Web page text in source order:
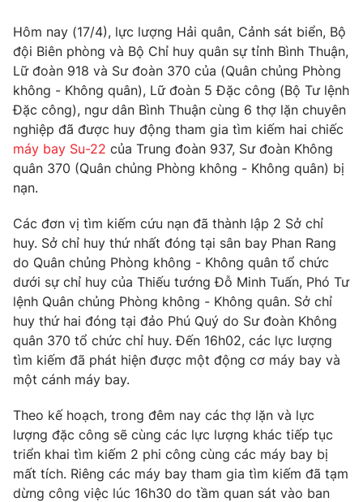
Thế giới đó đây
Câu chuyện quốc tế
Kinh tế
Tài chính
Thị trường
Góc doanh nghiệp
Dữ liệu và đời sống
Truyền hình
Phim VTV
Hậu trường
Nhân vật
Khán giả
Giải sao mai
Giải trí
Điện ảnh
Âm nhạc
Sao
Du lịch
Làm đẹp
Chất lượng cuộc sống
Giáo dục
Tuyển sinh
Học trực tuyến
Công nghệ
Hitech Công nghệ tương lai
Sản phẩm
Thị trường
Tư vấn
Giao lưu trực tuyến
Chuyên mục khác
Emagazine Podcast
Hôm nay (17/4), lực lượng Hải quân, Cảnh sát biển, Bộ
đội Biên phòng và Bộ Chỉ huy quân sự tỉnh Bình Thuận,
Lữ đoàn 918 và Sư đoàn 370 của (Quân chủng Phòng
không - Không quân), Lữ đoàn 5 Đặc công (Bộ Tư lệnh
Đặc công), ngư dân Bình Thuận cùng 6 thợ lặn chuyên
nghiệp đã được huy động tham gia tìm kiếm hai chiếc
máy bay Su-22 của Trung đoàn 937, Sư đoàn Không
quân 370 (Quân chủng Phòng không - Không quân) bị
nạn.
Các đơn vị tìm kiếm cứu nạn đã thành lập 2 Sở chỉ
huy. Sở chỉ huy thứ nhất đóng tại sân bay Phan Rang
do Quân chủng Phòng không - Không quân tổ chức
dưới sự chỉ huy của Thiếu tướng Đỗ Minh Tuấn, Phó Tư
lệnh Quân chủng Phòng không - Không quân. Sở chỉ
huy thứ hai đóng tại đảo Phú Quý do Sư đoàn Không
quân 370 tổ chức chỉ huy. Đến 16h02, các lực lượng
tìm kiếm đã phát hiện được một động cơ máy bay và
một cánh máy bay.
Theo kế hoạch, trong đêm nay các thợ lặn và lực
lượng đặc công sẽ cùng các lực lượng khác tiếp tục
triển khai tìm kiếm 2 phi công cùng các máy bay bị
mất tích. Riêng các máy bay tham gia tìm kiếm đã tạm
dừng công việc lúc 16h30 do tầm quan sát vào ban